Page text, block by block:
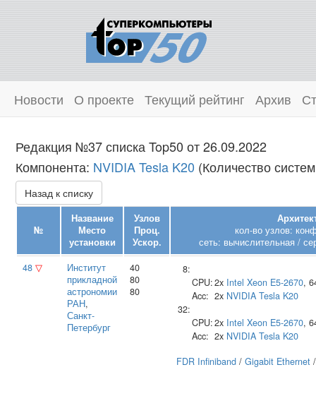
Новости О проекте Текущий рейтинг Архив
Редакция №37 списка Top50 от 26.09.2022
Компонента: NVIDIA Tesla K20 (Количество
Назад к списку
№
Название
Место
установки
Узлов
Проц.
Ускор.
кол-во узлов:
сеть: вычислительная /
48 ▽
Институт
прикладной
астрономии
РАН,
Санкт-
Петербург
40
80
80
8:
CPU:2x Intel Xeon E5-2670,
Acc: 2x NVIDIA Tesla K20
32:
CPU:2x Intel Xeon E5-2670,
Acc: 2x NVIDIA Tesla K20
FDR Infiniband / Gigabit Ethernet